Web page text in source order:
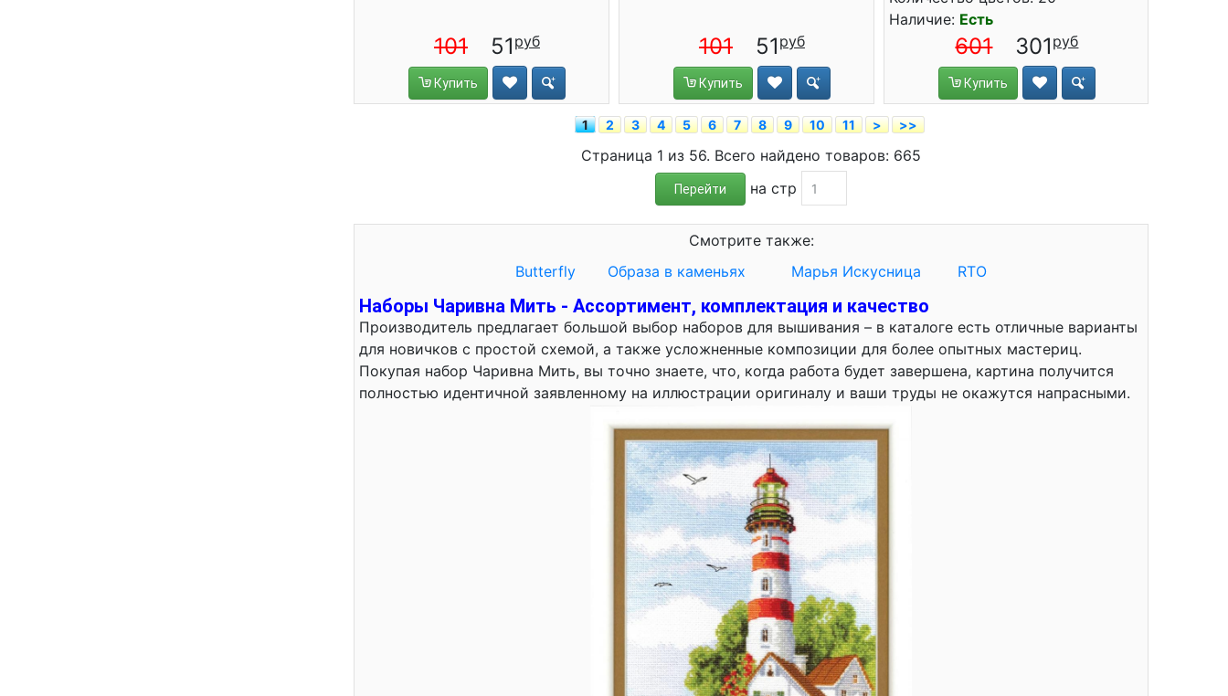
101 51
Купить
101 51
Купить
Наличие: Есть
601 301
Купить
1 2 3 4 5 6 7 8 9 10 11 > >>
Страница 1 из 56. Всего найдено товаров: 665
Перейти на стр
Смотрите также:
Butterfly
Образа в каменьях Марья Искусница RTO
Наборы Чаривна Мить - Ассортимент, комплектация и качество
Производитель предлагает большой выбор наборов для вышивания – в каталоге есть отличные варианты
для новичков с простой схемой, а также усложненные композиции для более опытных мастериц.
Покупая набор Чаривна Мить, вы точно знаете, что, когда работа будет завершена, картина получится
полностью идентичной заявленному на иллюстрации оригиналу и ваши труды не окажутся напрасными.